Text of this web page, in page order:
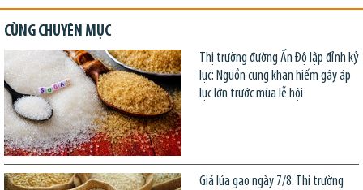
CÙNG CHUYÊN MỤC
Thị trường đường Ấn Độ lập đỉnh kỷ
lục: Nguồn cung khan hiếm gây áp
lực lớn trước mùa lễ hội
Giá lúa gạo ngày 7/8: Thị trường